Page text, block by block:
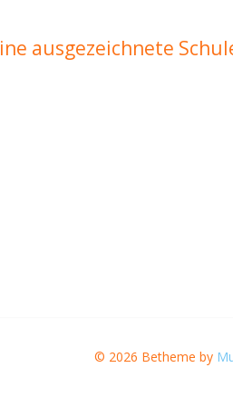
ausgezeichnete
© 2026 Betheme by